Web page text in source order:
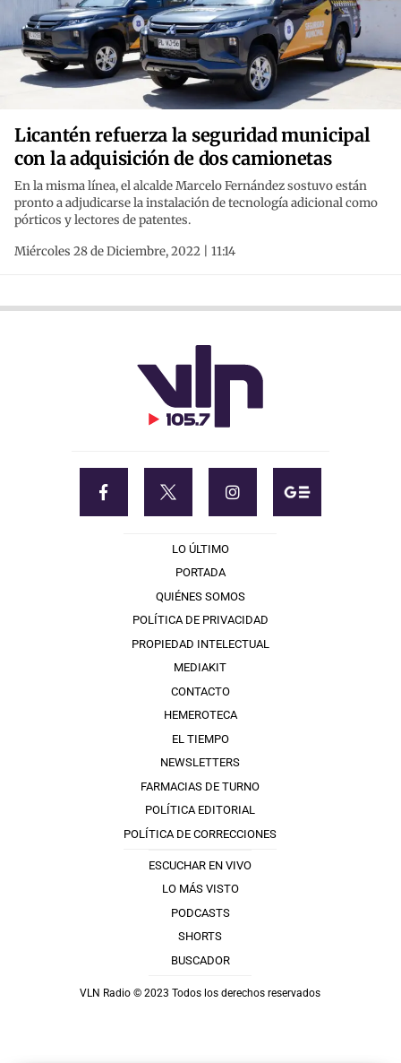
Licantén refuerza la seguridad municipal
con la adquisición de dos camionetas
En la misma línea, el alcalde Marcelo Fernández sostuvo están
pronto a adjudicarse la instalación de tecnología adicional como
pórticos y lectores de patentes.
Miércoles 28 de Diciembre, 2022 | 11:14
LO ÚLTIMO
PORTADA
QUIÉNES SOMOS
POLÍTICA DE PRIVACIDAD
PROPIEDAD INTELECTUAL
MEDIAKIT
CONTACTO
HEMEROTECA
EL TIEMPO
NEWSLETTERS
FARMACIAS DE TURNO
POLÍTICA EDITORIAL
POLÍTICA DE CORRECCIONES
ESCUCHAR EN VIVO
LO MÁS VISTO
PODCASTS
SHORTS
BUSCADOR
VLN Radio © 2023 Todos los derechos reservados